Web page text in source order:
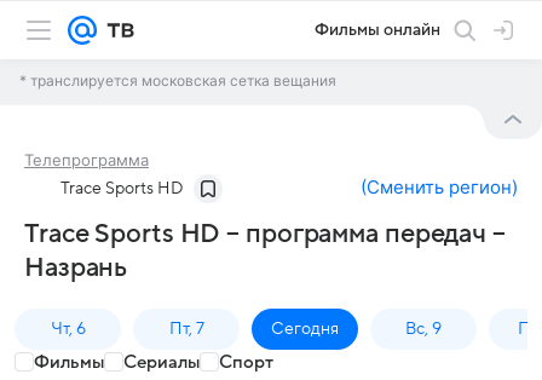
Фильмы онлайн
* транслируется московская сетка вещания
Телепрограмма
Trace Sports HD (Сменить регион)
Trace Sports HD – программа передач –
Назрань
Чт, 6 Пт, 7 Сегодня Вс, 9
Фильмы Сериалы Спорт